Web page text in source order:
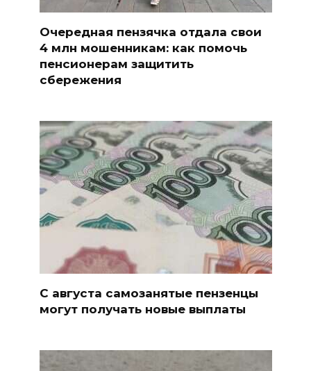
Очередная пензячка отдала свои
4 млн мошенникам: как помочь
пенсионерам защитить
сбережения
С августа самозанятые пензенцы
могут получать новые выплаты